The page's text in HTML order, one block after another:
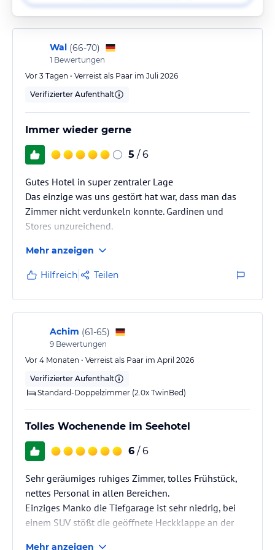
Wal (66-70)
1 Bewertungen
Vor 3 Tagen • Verreist als Paar im Juli 2026
Verifizierter Aufenthalt
Immer wieder gerne
5 / 6
Gutes Hotel in super zentraler Lage
Das einzige was uns gestört hat war, dass man das
Zimmer nicht verdunkeln konnte. Gardinen und
Stores unzureichend.
Mehr anzeigen
Hilfreich Teilen
Achim (61-65)
9 Bewertungen
Vor 4 Monaten • Verreist als Paar im April 2026
Verifizierter Aufenthalt
Standard-Doppelzimmer (2.0x TwinBed)
Tolles Wochenende im Seehotel
6 / 6
Sehr geräumiges ruhiges Zimmer, tolles Frühstück,
nettes Personal in allen Bereichen.
Einziges Manko die Tiefgarage ist sehr niedrig, bei
einem SUV stößt die geöffnete Heckklappe an der
Mehr anzeigen